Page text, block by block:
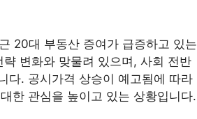
20대 부동산 증여가 급증하고 있는
변화와 맞물려 있으며, 사회 전반
다. 공시가격 상승이 예고됨에 따라
한 관심을 높이고 있는 상황입니다.